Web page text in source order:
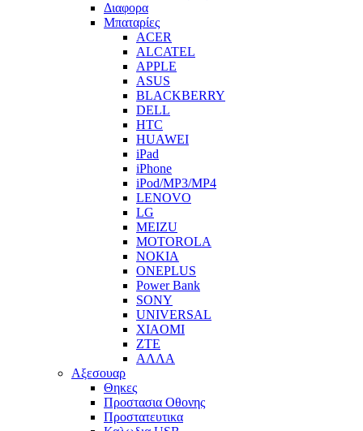
Διαφορα
Μπαταρίες
ACER
ALCATEL
APPLE
ASUS
BLACKBERRY
DELL
HTC
HUAWEI
iPad
iPhone
iPod/MP3/MP4
LENOVO
LG
MEIZU
MOTOROLA
NOKIA
ONEPLUS
Power Bank
SONY
UNIVERSAL
XIAOMI
ZTE
ΑΛΛΑ
Αξεσουαρ
Θηκες
Προστασια Οθονης
Προστατευτικα